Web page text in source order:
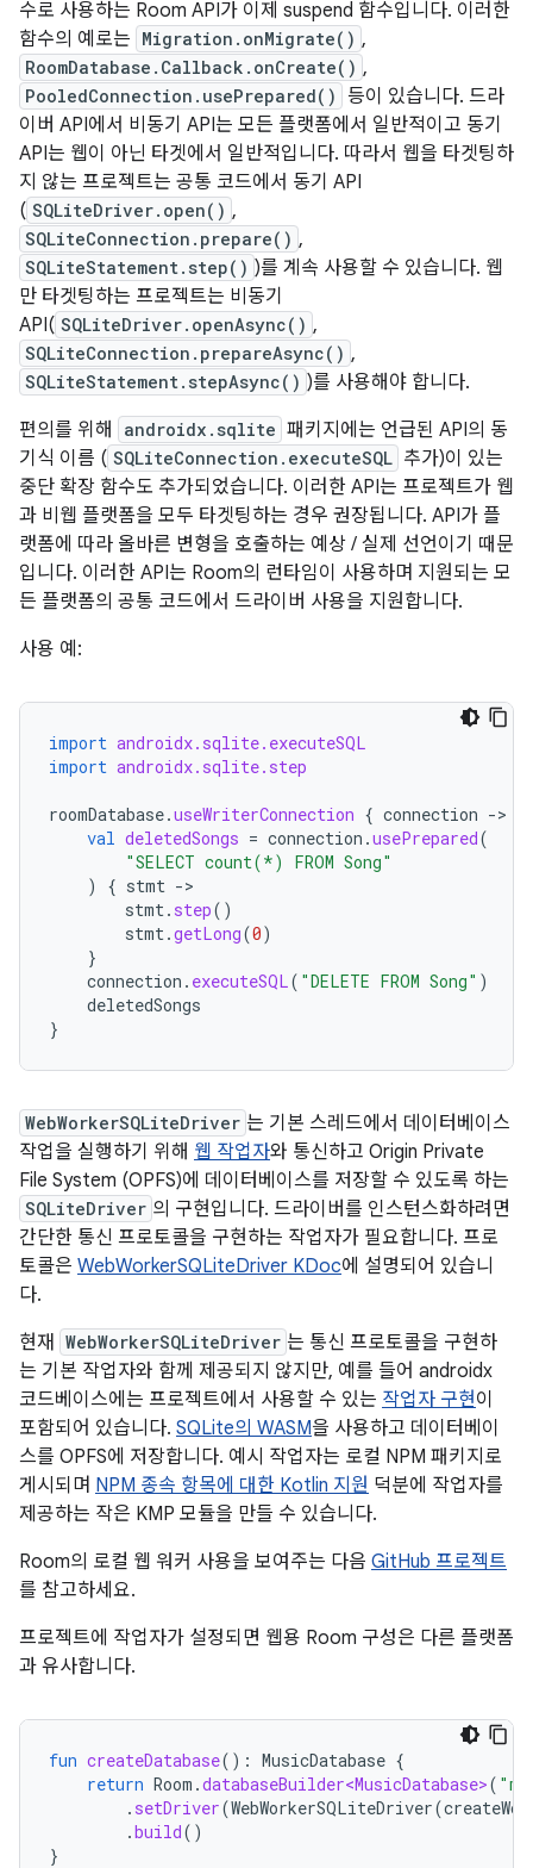
수로 사용하는 Room API가 이제 suspend 함수입니다. 이러한
함수의 예로는 Migration.onMigrate() ,
RoomDatabase.Callback.onCreate() ,
PooledConnection.usePrepared()
등이 있습니다. 드라
이버 API에서 비동기 API는 모든 플랫폼에서 일반적이고 동기
API는 웹이 아닌 타겟에서 일반적입니다. 따라서 웹을 타겟팅하
지 않는 프로젝트는 공통 코드에서 동기 API
( SQLiteDriver.open() ,
SQLiteConnection.prepare() ,
SQLiteStatement.step() )를 계속 사용할 수 있습니다. 웹
만 타겟팅하는 프로젝트는 비동기
API( SQLiteDriver.openAsync() ,
SQLiteConnection.prepareAsync() ,
SQLiteStatement.stepAsync() )를 사용해야 합니다.
편의를 위해
androidx.sqlite 패키지에는 언급된 API의 동
기식 이름 ( SQLiteConnection.executeSQL 추가)이 있는
중단 확장 함수도 추가되었습니다. 이러한 API는 프로젝트가 웹
과 비웹 플랫폼을 모두 타겟팅하는 경우 권장됩니다. API가 플
랫폼에 따라 올바른 변형을 호출하는 예상 / 실제 선언이기 때문
입니다. 이러한 API는 Room의 런타임이 사용하며 지원되는 모
든 플랫폼의 공통 코드에서 드라이버 사용을 지원합니다.
사용 예:
import androidx.sqlite.executeSQL
import androidx.sqlite.step
roomDatabase.useWriterConnection { connection -
val deletedSongs = connection .usePrepared(
"SELECT count(*) FROM Song"
)
{ stmt -
stmt. step()
stmt.getLong(0)
}
connection . executeSQL( "DELETE FROM Song" )
deletedSongs
}
WebWorkerSQLiteDriver 는 기본 스레드에서 데이터베이스
작업을 실행하기 위해 웹 작업자와 통신하고 Origin Private
File System (OPFS)에 데이터베이스를 저장할 수 있도록 하는
SQLiteDriver 의 구현입니다. 드라이버를 인스턴스화하려면
간단한 통신 프로토콜을 구현하는 작업자가 필요합니다. 프로
토콜은 WebWorkerSQLiteDriver KDoc에 설명되어 있습니
다.
현재
WebWorkerSQLiteDriver 는 통신 프로토콜을 구현하
는 기본 작업자와 함께 제공되지 않지만, 예를 들어 androidx
코드베이스에는 프로젝트에서 사용할 수 있는 작업자 구현이
포함되어 있습니다. SQLite의 WASM을 사용하고 데이터베이
스를 OPFS에 저장합니다. 예시 작업자는 로컬 NPM 패키지로
게시되며 NPM 종속 항목에 대한 Kotlin 지원 덕분에 작업자를
제공하는 작은 KMP 모듈을 만들 수 있습니다.
Room의 로컬 웹 워커 사용을 보여주는 다음 GitHub 프로젝트
를 참고하세요.
프로젝트에 작업자가 설정되면 웹용 Room 구성은 다른 플랫폼
과 유사합니다.
fun createDatabase(): MusicDatabase {
return Room .databaseBuilder<MusicDatabase>(
. setDriver(WebWorkerSQLiteDriver(
.build()
}